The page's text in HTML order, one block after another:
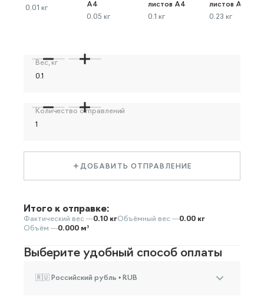
0.01 кг
А4
0.05 кг
листов А4
0.1 кг
листов А4
0.23 кг
Вес, кг
Количество отправлений
ДОБАВИТЬ ОТПРАВЛЕНИЕ
Итого к отправке:
Фактический вес —0.10 кгОбъёмный вес —0.00 кг
Объём —0.000 м³
Выберите удобный способ оплаты
🇷🇺 Российский рубль • RUB